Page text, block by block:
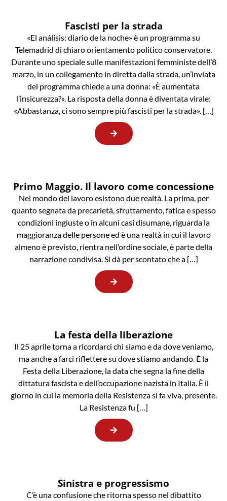
Fascisti per la strada
«El análisis: diario de la noche» è un programma su
Telemadrid di chiaro orientamento politico conservatore.
Durante uno speciale sulle manifestazioni femministe dell’8
marzo, in un collegamento in diretta dalla strada, un’inviata
del programma chiede a una donna: «È aumentata
l’insicurezza?». La risposta della donna è diventata virale:
«Abbastanza, ci sono sempre più fascisti per la strada». […]
Primo Maggio. Il lavoro come concessione
Nel mondo del lavoro esistono due realtà. La prima, per
quanto segnata da precarietà, sfruttamento, fatica e spesso
condizioni ingiuste o in alcuni casi disumane, riguarda la
maggioranza delle persone ed è una realtà in cui il lavoro
almeno è previsto, rientra nell’ordine sociale, è parte della
narrazione condivisa. Si dà per scontato che a […]
La festa della liberazione
Il 25 aprile torna a ricordarci chi siamo e da dove veniamo,
ma anche a farci riflettere su dove stiamo andando. È la
Festa della Liberazione, la data che segna la fine della
dittatura fascista e dell’occupazione nazista in Italia. È il
giorno in cui la memoria della Resistenza si fa viva, presente.
La Resistenza fu […]
Sinistra e progressismo
C’è una confusione che ritorna spesso nel dibattito